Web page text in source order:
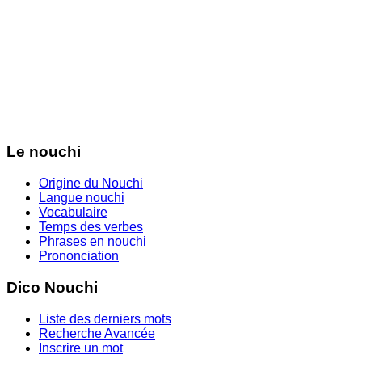
Le nouchi
Origine du Nouchi
Langue nouchi
Vocabulaire
Temps des verbes
Phrases en nouchi
Prononciation
Dico Nouchi
Liste des derniers mots
Recherche Avancée
Inscrire un mot